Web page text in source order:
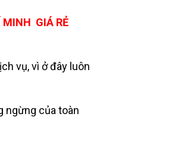
MINH GIÁ RẺ
vụ, vì ở đây luôn
ngừng của toàn